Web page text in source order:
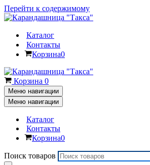
Перейти к содержимому
Каталог
Контакты
Корзина0
Корзина 0
Меню навигации
Меню навигации
Каталог
Контакты
Корзина0
Поиск товаров